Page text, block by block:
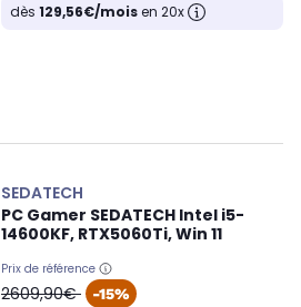
dès 129,56€/moisen 20x
SEDATECH
PC Gamer SEDATECH Intel i5-
14600KF, RTX5060Ti, Win 11
Prix de référence
oldPrice
2609,90€ -15%